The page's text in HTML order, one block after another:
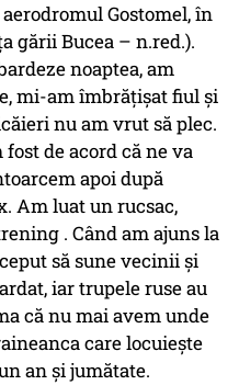
Gostomel, în
gării Bucea – n.red.).
noaptea, am
mi-am îmbrățișat fiul și
nu am vrut să plec.
de acord că ne va
apoi după
Am luat un rucsac,
. Când am ajuns la
să sune vecinii și
iar trupele ruse au
că nu mai avem unde
care locuiește
an și jumătate.